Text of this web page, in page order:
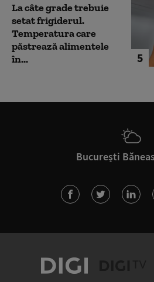
5
La câte grade trebuie
setat frigiderul.
Temperatura care
păstrează alimentele
în...
București